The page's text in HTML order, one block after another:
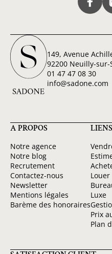
149, Avenue
92200 Neuilly-sur-
01 47 47 08 30
info@sadone.com
A PROPOS
Notre agence
Notre blog
Recrutement
Contactez-nous
Newsletter
Mentions légales
Barème des honoraires
Louer
Luxe
Prix
Plan